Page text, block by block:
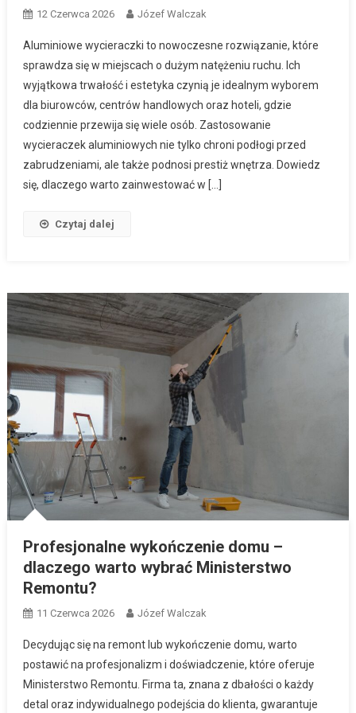
12 Czerwca 2026 Józef Walczak
Aluminiowe wycieraczki to nowoczesne rozwiązanie, które
sprawdza się w miejscach o dużym natężeniu ruchu. Ich
wyjątkowa trwałość i estetyka czynią je idealnym wyborem
dla biurowców, centrów handlowych oraz hoteli, gdzie
codziennie przewija się wiele osób. Zastosowanie
wycieraczek aluminiowych nie tylko chroni podłogi przed
zabrudzeniami, ale także podnosi prestiż wnętrza. Dowiedz
się, dlaczego warto zainwestować w […]
Czytaj dalej
Profesjonalne wykończenie domu –
dlaczego warto wybrać Ministerstwo
Remontu?
11 Czerwca 2026 Józef Walczak
Decydując się na remont lub wykończenie domu, warto
postawić na profesjonalizm i doświadczenie, które oferuje
Ministerstwo Remontu. Firma ta, znana z dbałości o każdy
detal oraz indywidualnego podejścia do klienta, gwarantuje